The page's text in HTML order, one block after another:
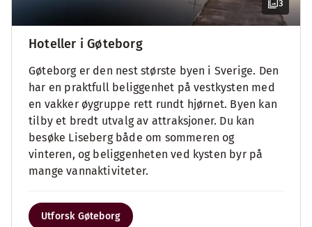
3
Hoteller i Gøteborg
Gøteborg er den nest største byen i Sverige. Den
har en praktfull beliggenhet på vestkysten med
en vakker øygruppe rett rundt hjørnet. Byen kan
tilby et bredt utvalg av attraksjoner. Du kan
besøke Liseberg både om sommeren og
vinteren, og beliggenheten ved kysten byr på
mange vannaktiviteter.
Utforsk Gøteborg